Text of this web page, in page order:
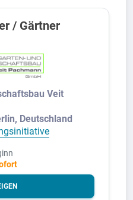
/ Gärtner
Veit
Deutschland